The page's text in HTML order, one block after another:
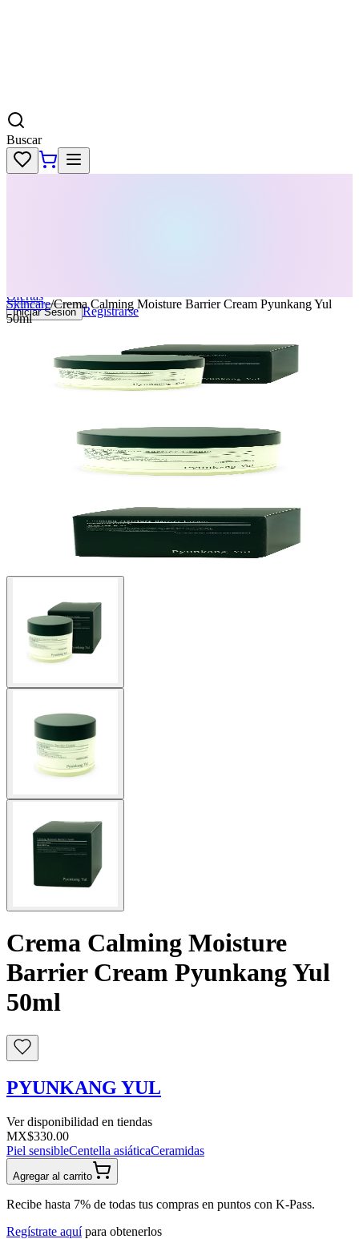
Buscar
Ofertas
Iniciar Sesion Registrarse
Skincare/Crema Calming Moisture Barrier Cream Pyunkang Yul
50ml
Crema Calming Moisture
Barrier Cream Pyunkang Yul
50ml
PYUNKANG YUL
Ver disponibilidad en tiendas
MX$330.00
Piel sensibleCentella asiáticaCeramidas
Agregar al carrito
Recibe hasta 7% de todas tus compras en puntos con K-Pass.
Regístrate aquí para obtenerlos